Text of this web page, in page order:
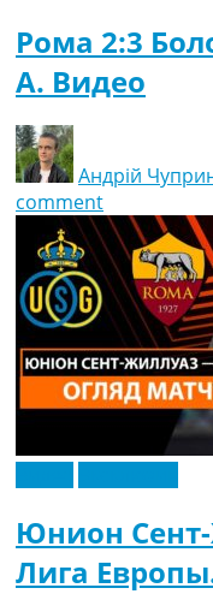
Рома 2:3
A. Видео
Андрій
comment
Юнион
Лига